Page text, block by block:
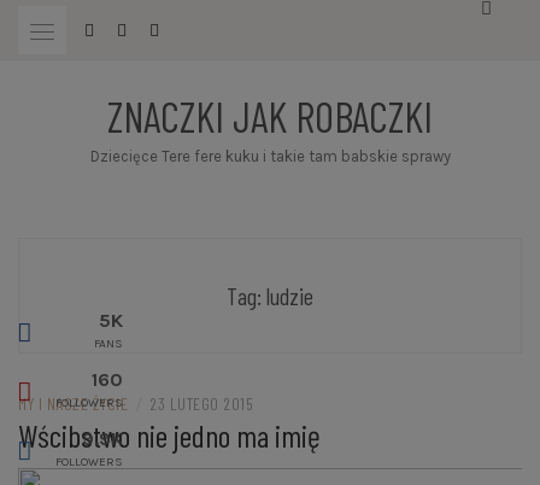
ZNACZKI JAK ROBACZKI
Dziecięce Tere fere kuku i takie tam babskie sprawy
Tag: ludzie
MY I NASZE ŻYCIE 23 LUTEGO 2015
Wścibstwo nie jedno ma imię
5K
FANS
160
FOLLOWERS
9.9K
FOLLOWERS